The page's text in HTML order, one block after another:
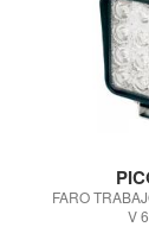
FARO
V